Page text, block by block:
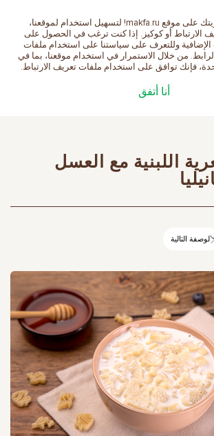
سنكون سعداء لرؤيتك على موقع makfa.ru! لتسهيل استخدام لموقعنا،
الارتباط أو كوكيز. إذا كنت ترغب في الحصول على
وللتعرف على سياستنا على استخدام ملفات
الرابط. من خلال الاستمرار في استخدام موقعنا، بما في
فإنك توافق على استخدام ملفات تعريف الارتباط.
أنا أتفق
الوصفات
اللبنية مع العسل
الوصفة التالية